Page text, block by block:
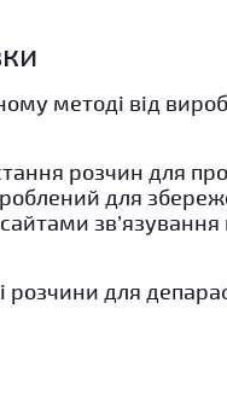
методі від
розчин для
для
для